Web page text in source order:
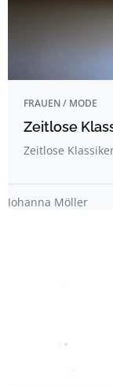
FRAUEN / MODE
Zeitlose
Zeitlose
Johanna Möller